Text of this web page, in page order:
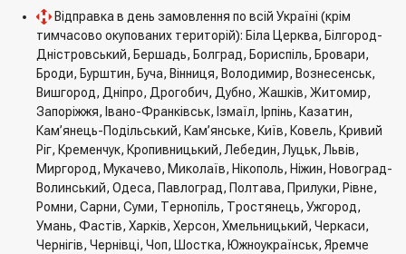
Відправка в день замовлення по всій Україні (крім
тимчасово окупованих територій): Біла Церква, Білгород-
Дністровський, Бершадь, Болград, Бориспіль, Бровари,
Броди, Бурштин, Буча, Вінниця, Володимир, Вознесенськ,
Вишгород, Дніпро, Дрогобич, Дубно, Жашків, Житомир,
Запоріжжя, Івано-Франківськ, Ізмаїл, Ірпінь, Казатин,
Кам’янець-Подільський, Кам’янське, Київ, Ковель, Кривий
Ріг, Кременчук, Кропивницький, Лебедин, Луцьк, Львів,
Миргород, Мукачево, Миколаїв, Нікополь, Ніжин, Новоград-
Волинський, Одеса, Павлоград, Полтава, Прилуки, Рівне,
Ромни, Сарни, Суми, Тернопіль, Тростянець, Ужгород,
Умань, Фастів, Харків, Херсон, Хмельницький, Черкаси,
Чернігів, Чернівці, Чоп, Шостка, Южноукраїнськ, Яремче